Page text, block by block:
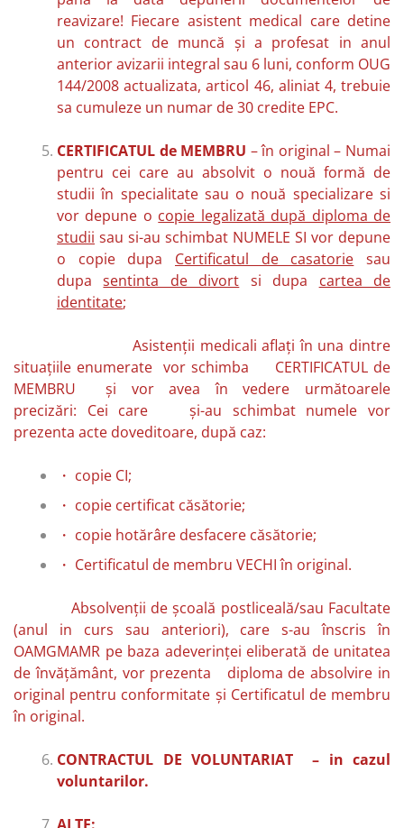
reavizare! Fiecare asistent medical care detine
un contract de muncă și a profesat in anul
anterior avizarii integral sau 6 luni, conform OUG
144/2008 actualizata, articol 46, aliniat 4, trebuie
sa cumuleze un numar de 30 credite EPC.
CERTIFICATUL de MEMBRU – în original – Numai
pentru cei care au absolvit o nouă formă de
studii în specialitate sau o nouă specializare si
vor depune o copie legalizată după diploma de
studii sau si-au schimbat NUMELE SI vor depune
o copie dupa Certificatul de casatorie sau
dupasentinta de divort si dupa cartea de
identitate;
Asistenții medicali aflați în una dintre
situațiile enumerate vor schimba CERTIFICATUL de
MEMBRU și vor avea în vedere următoarele
precizări: Cei care și-au schimbat numele vor
prezenta acte doveditoare, după caz:
・ copie CI;
・ copie certificat căsătorie;
・ copie hotărâre desfacere căsătorie;
・ Certificatul de membru VECHI în original.
Absolvenții de școală postliceală/sau Facultate
(anul in curs sau anteriori), care s-au înscris în
OAMGMAMR pe baza adeverinței eliberată de unitatea
de învățământ, vor prezenta diploma de absolvire in
original pentru conformitate și Certificatul de membru
în original.
CONTRACTUL DE VOLUNTARIAT – in cazul
voluntarilor.